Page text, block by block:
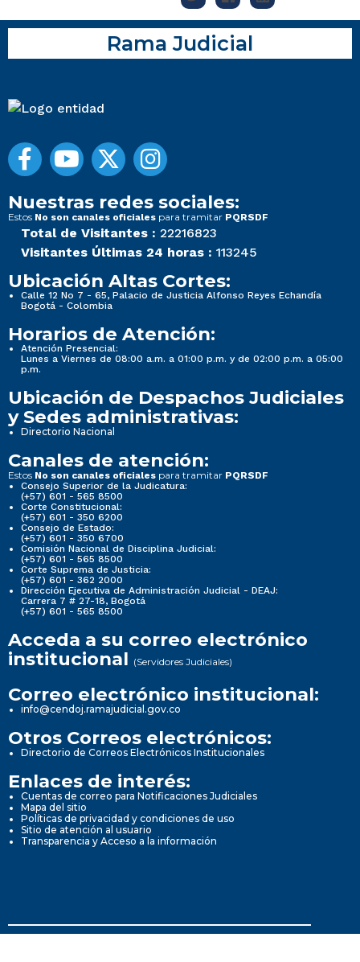
Rama Judicial
Nuestras redes sociales:
Estos No son canales oficiales para tramitar PQRSDF
Total de Visitantes : 22216823
Visitantes Últimas 24 horas : 113245
Ubicación Altas Cortes:
Calle 12 No 7 - 65, Palacio de Justicia Alfonso Reyes Echandía
Bogotá - Colombia
Horarios de Atención:
Atención Presencial:
Lunes a Viernes de 08:00 a.m. a 01:00 p.m. y de 02:00 p.m. a 05:00
p.m.
Ubicación de Despachos Judiciales
y Sedes administrativas:
Directorio Nacional
Canales de atención:
Estos No son canales oficiales para tramitar PQRSDF
Consejo Superior de la Judicatura:
(+57) 601 - 565 8500
Corte Constitucional:
(+57) 601 - 350 6200
Consejo de Estado:
(+57) 601 - 350 6700
Comisión Nacional de Disciplina Judicial:
(+57) 601 - 565 8500
Corte Suprema de Justicia:
(+57) 601 - 362 2000
Dirección Ejecutiva de Administración Judicial - DEAJ:
Carrera 7 # 27-18, Bogotá
(+57) 601 - 565 8500
Acceda a su correo electrónico
institucional (Servidores Judiciales)
Correo electrónico institucional:
info@cendoj.ramajudicial.gov.co
Otros Correos electrónicos:
Directorio de Correos Electrónicos Institucionales
Enlaces de interés:
Cuentas de correo para Notificaciones Judiciales
Mapa del sitio
Políticas de privacidad y condiciones de uso
Sitio de atención al usuario
Transparencia y Acceso a la información